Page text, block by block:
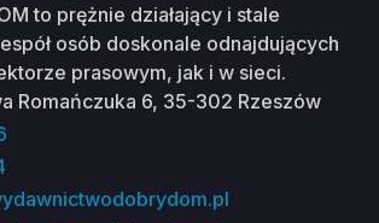
to prężnie działający i stale
osób doskonale odnajdujących
prasowym, jak i w sieci.
Romańczuka 6, 35-302 Rzeszów